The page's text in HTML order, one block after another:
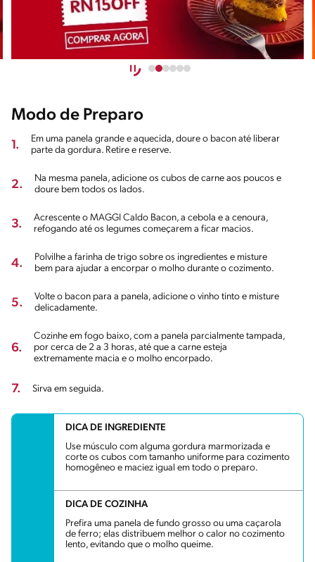
Modo de Preparo
1.
Em uma panela grande e aquecida, doure o bacon até liberar
parte da gordura. Retire e reserve.
2.
Na mesma panela, adicione os cubos de carne aos poucos e
doure bem todos os lados.
3.
Acrescente o MAGGI Caldo Bacon, a cebola e a cenoura,
refogando até os legumes começarem a ficar macios.
4.
Polvilhe a farinha de trigo sobre os ingredientes e misture
bem para ajudar a encorpar o molho durante o cozimento.
5.
Volte o bacon para a panela, adicione o vinho tinto e misture
delicadamente.
6.
Cozinhe em fogo baixo, com a panela parcialmente tampada,
por cerca de 2 a 3 horas, até que a carne esteja
extremamente macia e o molho encorpado.
7. Sirva em seguida.
DICA DE INGREDIENTE
Use músculo com alguma gordura marmorizada e
corte os cubos com tamanho uniforme para cozimento
homogêneo e maciez igual em todo o preparo.
DICA DE COZINHA
Prefira uma panela de fundo grosso ou uma caçarola
de ferro; elas distribuem melhor o calor no cozimento
lento, evitando que o molho queime.